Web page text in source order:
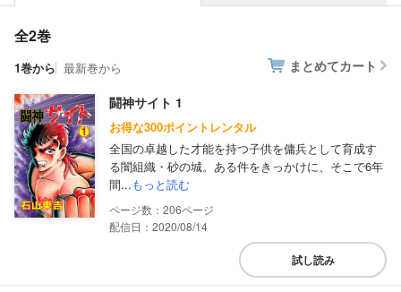
全2巻
1巻から 最新巻から まとめてカート
闘神サイト 1
お得な300ポイントレンタル
全国の卓越した才能を持つ子供を傭兵として育成す
る闇組織・砂の城。ある件をきっかけに、そこで6年
間...もっと読む
206
配信日：2020/08/14
試し読み